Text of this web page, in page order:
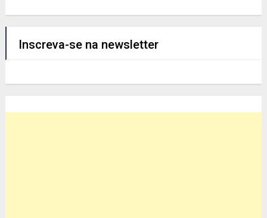
Inscreva-se na newsletter